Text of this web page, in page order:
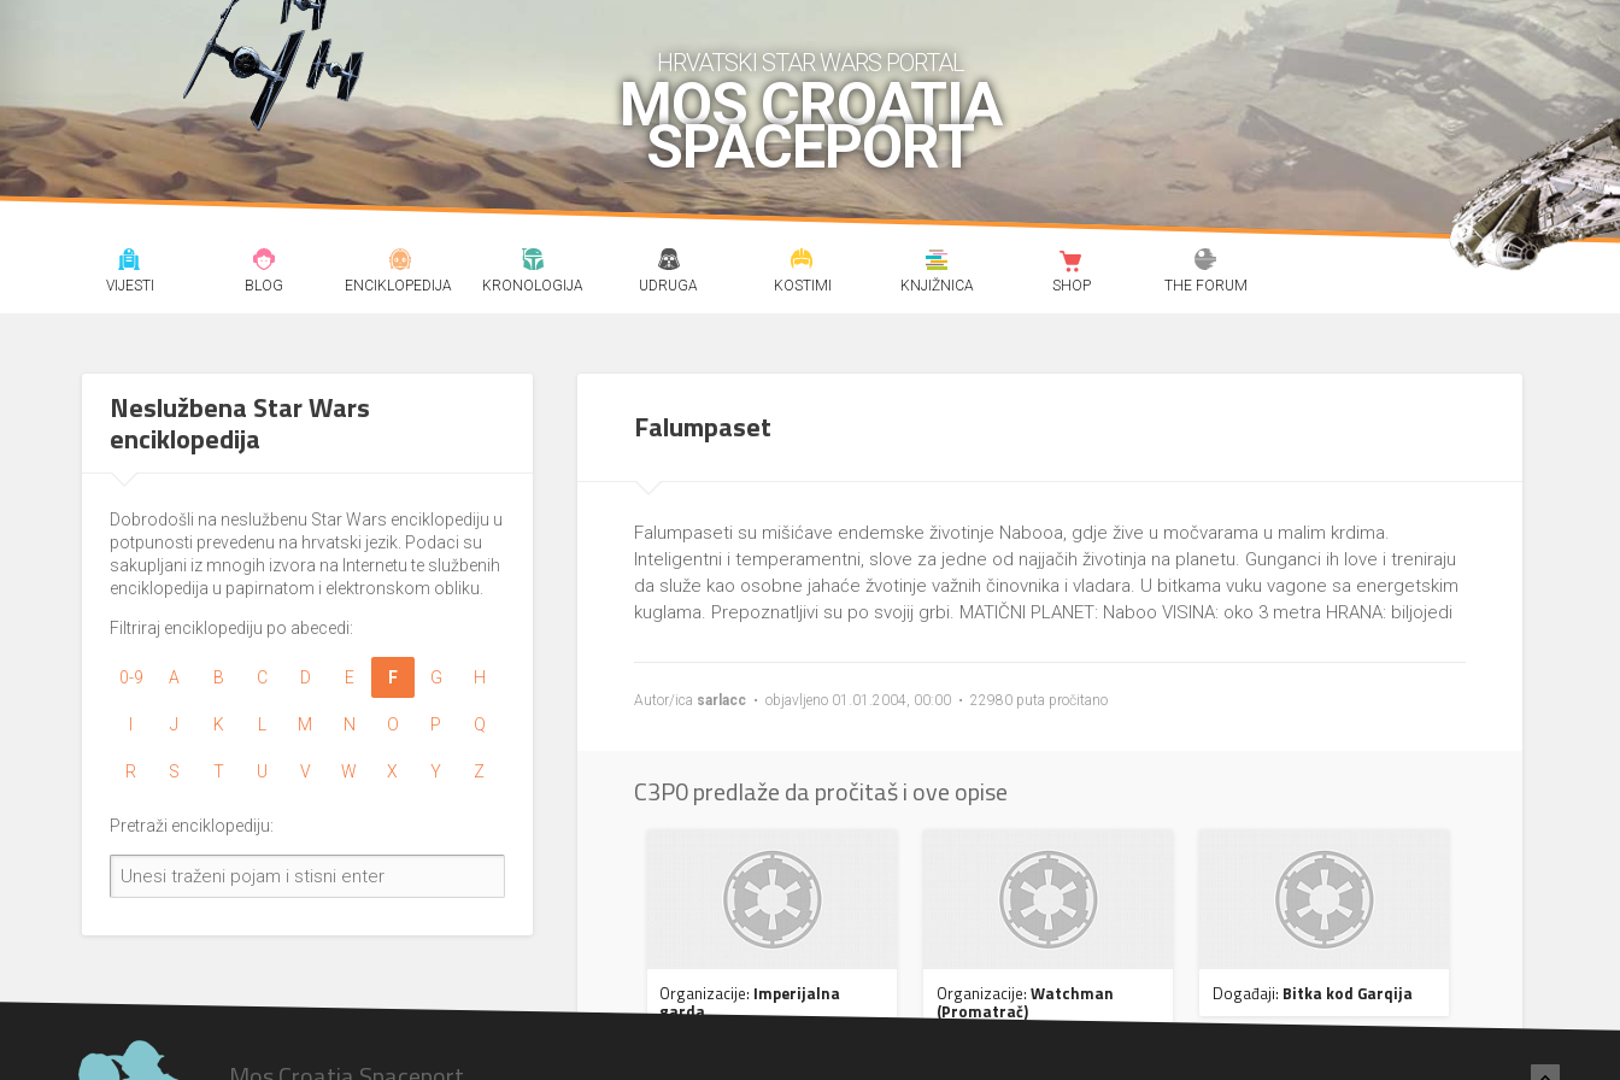
HRVATSKI STAR WARS PORTAL
MOS CROATIA
SPACEPORT
VIJESTI BLOG ENCIKLOPEDIJA KRONOLOGIJA UDRUGA KOSTIMI KNJIŽNICA SHOP THE FORUM
Neslužbena Star Wars
enciklopedija
Dobrodošli na neslužbenu Star Wars enciklopediju u
potpunosti prevedenu na hrvatski jezik. Podaci su
sakupljani iz mnogih izvora na Internetu te službenih
enciklopedija u papirnatom i elektronskom obliku.
Filtriraj enciklopediju po abecedi:
0-9 A B C D E F G H
J K M N O P Q
R S T U V W X Y Z
Pretraži enciklopediju:
Falumpaset
Falumpaseti su mišićave endemske životinje Nabooa, gdje žive u močvarama u malim krdima.
Inteligentni i temperamentni, slove za jedne od najjačih životinja na planetu. Gunganci ih love i treniraju
da služe kao osobne jahaće žvotinje važnih činovnika i vladara. U bitkama vuku vagone sa energetskim
kuglama. Prepoznatljivi su po svojij grbi. MATIČNI PLANET: Naboo VISINA: oko 3 metra HRANA: biljojedi
Autor/ica sarlacc • objavljeno 01.01.2004, 00:00 • 22980 puta pročitano
C3P0 predlaže da pročitaš i ove opise
Organizacije: Imperijalna
garda
Organizacije: Watchman
(Promatrač)
Događaji: Bitka kod Garqija